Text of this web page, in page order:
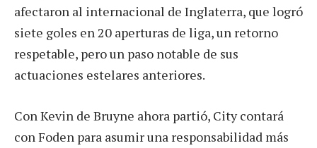
afectaron al internacional de Inglaterra, que logró
siete goles en 20 aperturas de liga, un retorno
respetable, pero un paso notable de sus
actuaciones estelares anteriores.
Con Kevin de Bruyne ahora partió, City contará
con Foden para asumir una responsabilidad más